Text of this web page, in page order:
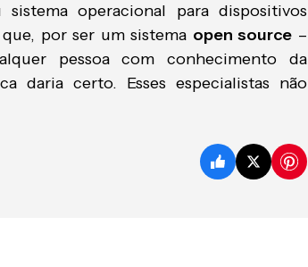
sistema operacional para dispositivos
por ser um sistema open source –
pessoa com conhecimento da
daria certo. Esses especialistas não